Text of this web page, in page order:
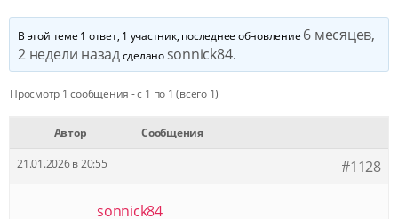
В этой теме 1 ответ, 1 участник, последнее обновление 6 месяцев,
2 недели назадсделано sonnick84.
Просмотр 1 сообщения - с 1 по 1 (всего 1)
Автор Сообщения
21.01.2026 в 20:55 #1128
sonnick84